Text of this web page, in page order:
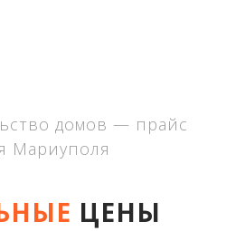
домов — прайс
Мариуполя
ЦЕНЫ